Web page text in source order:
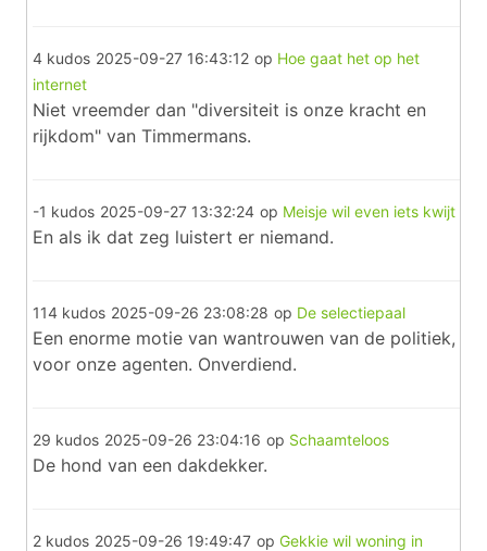
4 kudos 2025-09-27 16:43:12 op Hoe gaat het op het
internet
Niet vreemder dan "diversiteit is onze kracht en
rijkdom" van Timmermans.
-1 kudos 2025-09-27 13:32:24 op Meisje wil even iets kwijt
En als ik dat zeg luistert er niemand.
114 kudos 2025-09-26 23:08:28 op De selectiepaal
Een enorme motie van wantrouwen van de politiek,
voor onze agenten. Onverdiend.
29 kudos 2025-09-26 23:04:16 op Schaamteloos
De hond van een dakdekker.
2 kudos 2025-09-26 19:49:47 op Gekkie wil woning in